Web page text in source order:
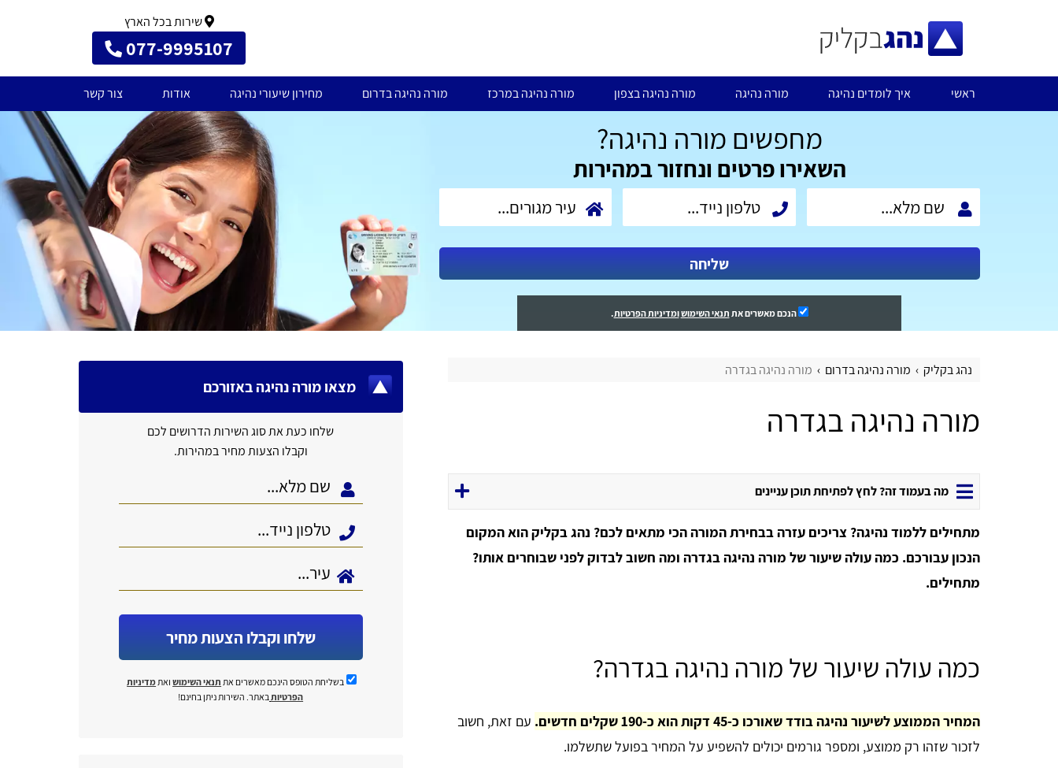
שירות בכל הארץ
077-9995107
ראשי איך לומדים נהיגה מורה נהיגה מורה נהיגה בצפון מורה נהיגה במרכז מורה נהיגה בדרום מחירון שיעורי נהיגה אודות צור קשר
מחפשים מורה נהיגה?
השאירו פרטים ונחזור במהירות
שליחה
הנכם מאשרים את תנאי השימושומדיניות הפרטיות.
נהג בקליק מורה נהיגה בדרום מורה נהיגה בגדרה
מורה נהיגה בגדרה
מה בעמוד זה? לחץ לפתיחת תוכן עניינים
מתחילים ללמוד נהיגה? צריכים עזרה בבחירת המורה הכי מתאים לכם? נהג בקליק הוא המקום
הנכון עבורכם. כמה עולה שיעור של מורה נהיגה בגדרה ומה חשוב לבדוק לפני שבוחרים אותו?
מתחילים.
כמה עולה שיעור של מורה נהיגה בגדרה?
המחיר הממוצע לשיעור נהיגה בודד שאורכו כ-45 דקות הוא כ-190 שקלים חדשים.
עם זאת, חשוב
לזכור שזהו רק ממוצע, ומספר גורמים יכולים להשפיע על המחיר בפועל שתשלמו.
מצאו מורה נהיגה באזורכם
שלחו כעת את סוג השירות הדרושים לכם
וקבלו הצעות מחיר במהירות.
שלחו וקבלו הצעות מחיר
בשליחת הטופס הינכם מאשרים את תנאי השימושואתמדיניות
הפרטיותבאתר. השירות ניתן בחינם!